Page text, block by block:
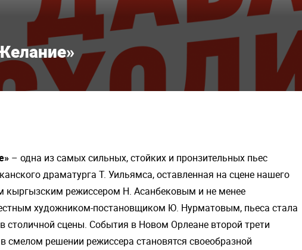
– одна из самых сильных, стойких и пронзительных пьес
драматурга Т. Уильямса, оставленная на сцене нашего
кыргызским режиссером Н. Асанбековым и не менее
художником-постановщиком Ю. Нурматовым, пьеса стала
столичной сцены. События в Новом Орлеане второй трети
смелом решении режиссера становятся своеобразной